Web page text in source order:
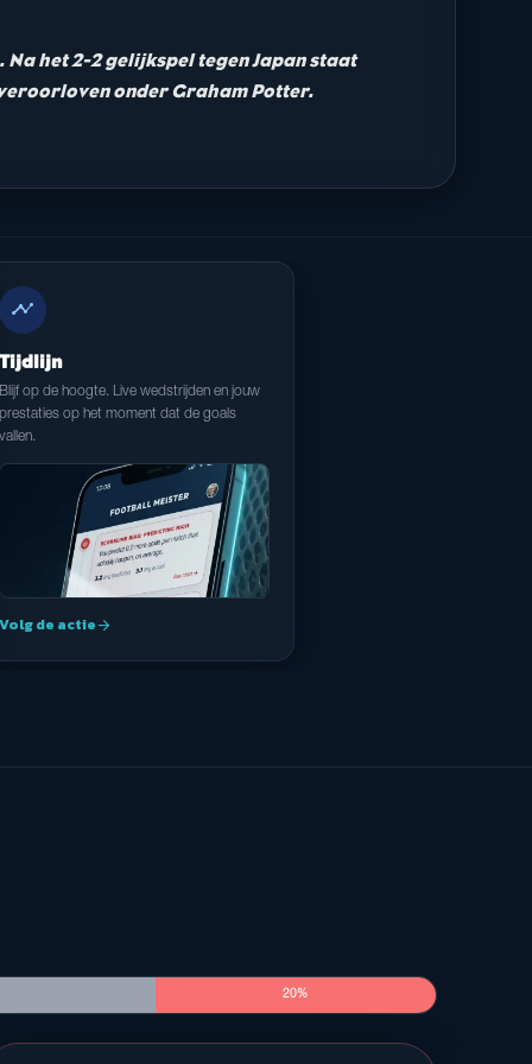
het 2-2 gelijkspel tegen Japan staat
onder Graham Potter.
timeline
Tijdlijn
Blijf op de hoogte. Live wedstrijden en jouw
prestaties op het moment dat de goals
vallen.
Volg de actiearrow_forward
20%